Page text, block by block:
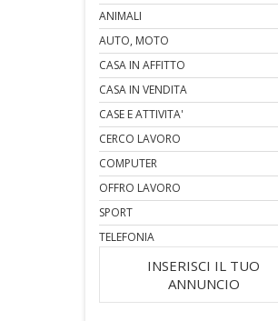
ANIMALI
AUTO, MOTO
CASA IN AFFITTO
CASA IN VENDITA
CASE E ATTIVITA'
CERCO LAVORO
COMPUTER
OFFRO LAVORO
SPORT
TELEFONIA
INSERISCI IL TUO
ANNUNCIO